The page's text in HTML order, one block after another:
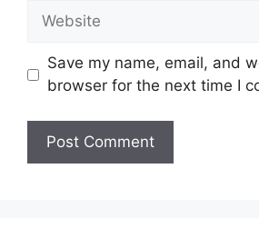
Website
Save my name, email, and
browser for the next time I